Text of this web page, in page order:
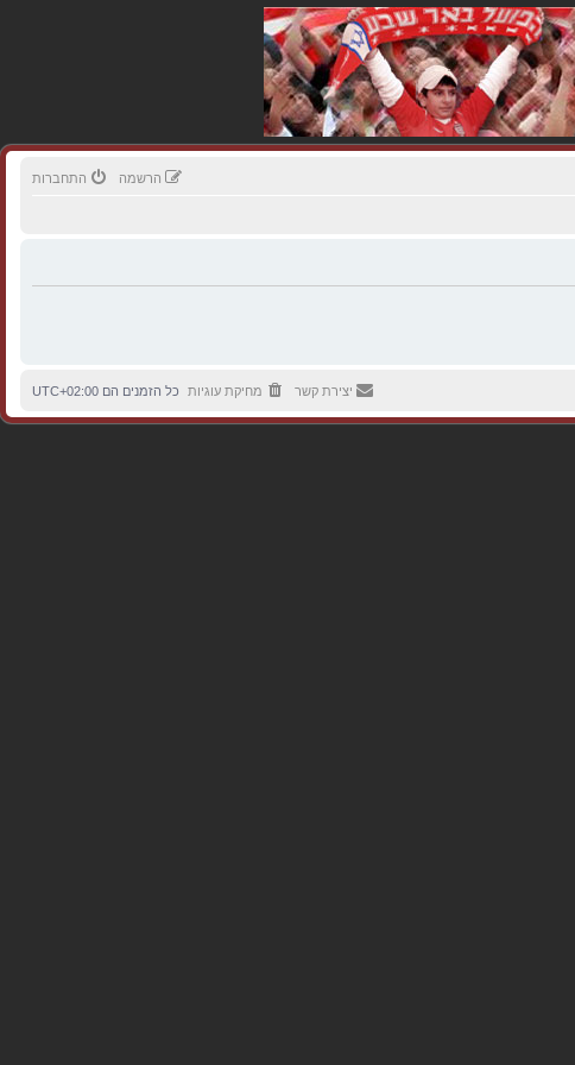
התחברות הרשמה
כל הזמנים הם UTC+02:00 מחיקת עוגיות יצירת קשר